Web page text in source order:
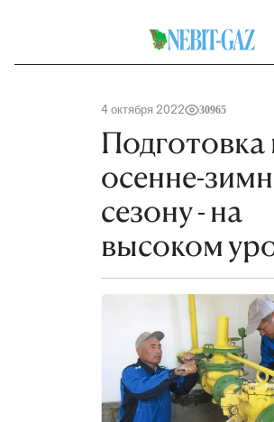
4 октября 2022 30965
Подготовка
осенне-
сезону - на
высоком